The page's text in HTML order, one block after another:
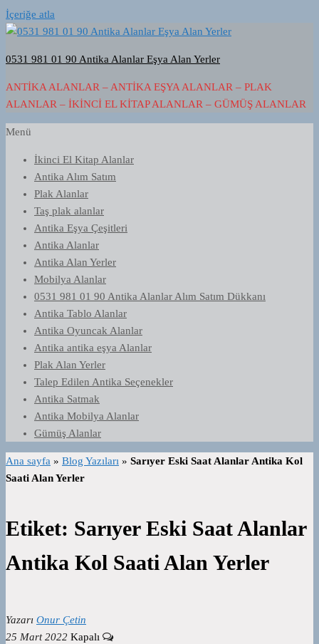
İçeriğe atla
0531 981 01 90 Antika Alanlar Eşya Alan Yerler
ANTIKA ALANLAR – ANTIKA EŞYA ALANLAR – PLAK
ALANLAR – İKINCI EL KITAP ALANLAR – GÜMÜŞ ALANLAR
Menü
İkinci El Kitap Alanlar
Antika Alım Satım
Plak Alanlar
Taş plak alanlar
Antika Eşya Çeşitleri
Antika Alanlar
Antika Alan Yerler
Mobilya Alanlar
0531 981 01 90 Antika Alanlar Alım Satım Dükkanı
Antika Tablo Alanlar
Antika Oyuncak Alanlar
Antika antika eşya Alanlar
Plak Alan Yerler
Talep Edilen Antika Seçenekler
Antika Satmak
Antika Mobilya Alanlar
Gümüş Alanlar
Ana sayfa » Blog Yazıları » Sarıyer Eski Saat Alanlar Antika Kol
Saati Alan Yerler
Etiket: Sarıyer Eski Saat Alanlar
Antika Kol Saati Alan Yerler
Yazarı Onur Çetin
25 Mart 2022 Kapalı